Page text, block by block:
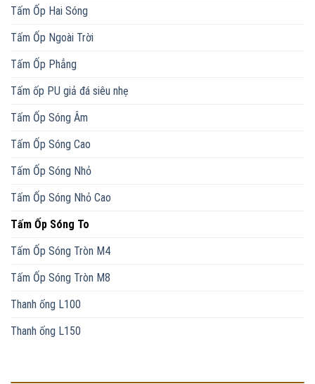
Tấm Ốp Hai Sóng
Tấm Ốp Ngoài Trời
Tấm Ốp Phẳng
Tấm ốp PU giả đá siêu nhẹ
Tấm Ốp Sóng Âm
Tấm Ốp Sóng Cao
Tấm Ốp Sóng Nhỏ
Tấm Ốp Sóng Nhỏ Cao
Tấm Ốp Sóng To
Tấm Ốp Sóng Tròn M4
Tấm Ốp Sóng Tròn M8
Thanh ống L100
Thanh ống L150